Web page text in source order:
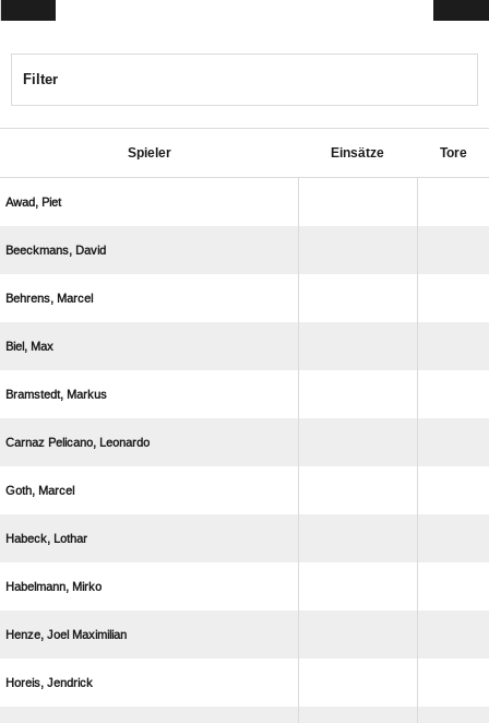
Filter
Spieler Einsätze Tore
 
 
 
 
 
  
 
 
 
  
 